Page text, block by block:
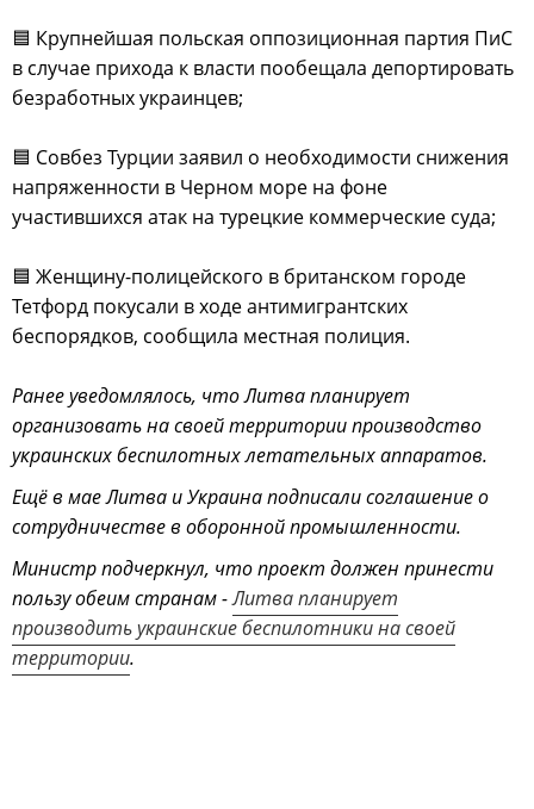
🟦 Крупнейшая польская оппозиционная партия ПиС
в случае прихода к власти пообещала депортировать
безработных украинцев;
🟦 Совбез Турции заявил о необходимости снижения
напряженности в Черном море на фоне
участившихся атак на турецкие коммерческие суда;
🟦 Женщину-полицейского в британском городе
Тетфорд покусали в ходе антимигрантских
беспорядков, сообщила местная полиция.
Ранее уведомлялось, что Литва планирует
организовать на своей территории производство
украинских беспилотных летательных аппаратов.
Ещё в мае Литва и Украина подписали соглашение о
сотрудничестве в оборонной промышленности.
Министр подчеркнул, что проект должен принести
пользу обеим странам -Литва планирует
производить украинские беспилотники на своей
территории.